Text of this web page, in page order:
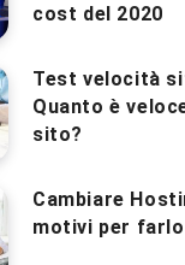
cost del 2020
Test velocità
Quanto è
sito?
Cambiare
motivi per